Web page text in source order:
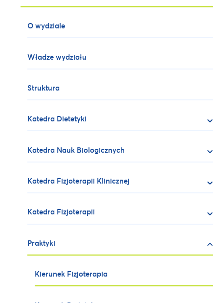
O wydziale
Władze wydziału
Struktura
Katedra Dietetyki
Katedra Nauk Biologicznych
Katedra Fizjoterapii Klinicznej
Katedra Fizjoterapii
Praktyki
Kierunek Fizjoterapia